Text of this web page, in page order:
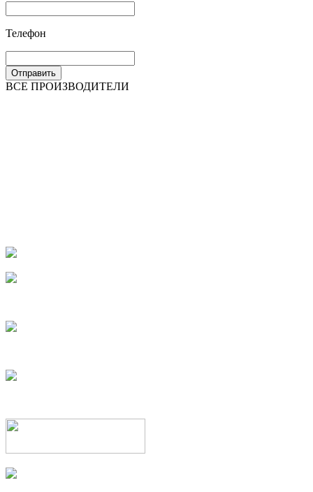
Телефон
Отправить
ВСЕ ПРОИЗВОДИТЕЛИ